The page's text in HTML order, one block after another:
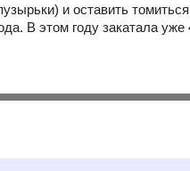
и оставить
В этом году закатала уже